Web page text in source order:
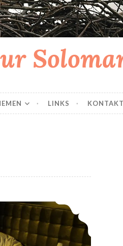
LINKS KONTAKT